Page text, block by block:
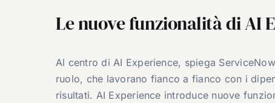
Le nuove funzionalità di AI
Al centro di AI Experience, spiega
ruolo, che lavorano fianco a fianco con i
risultati. AI Experience introduce nuove